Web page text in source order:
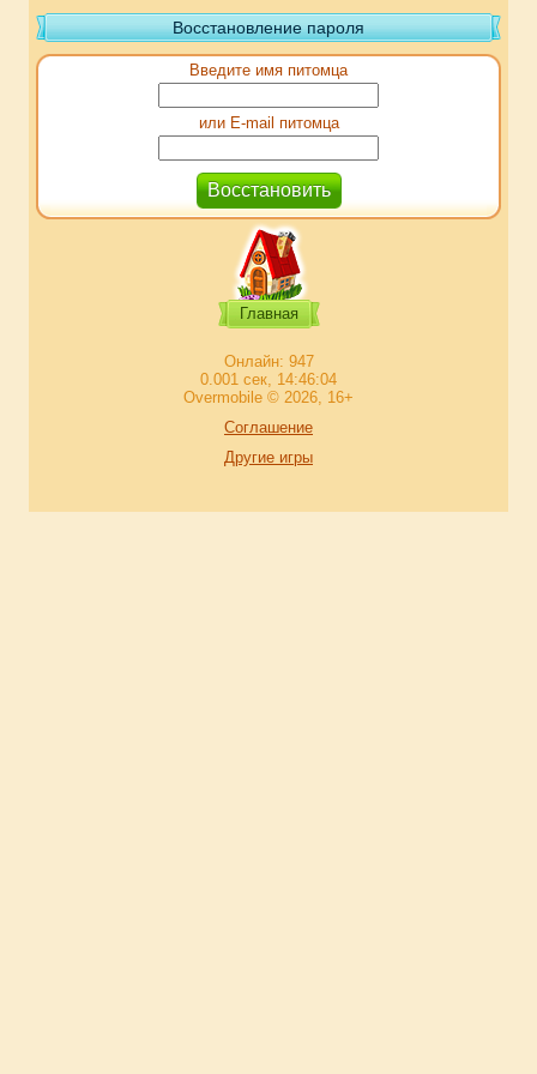
Восстановление пароля
Введите имя питомца
или E-mail питомца
Главная
Онлайн: 947
0.001 сек, 14:46:04
Overmobile © 2026, 16+
Соглашение
Другие игры